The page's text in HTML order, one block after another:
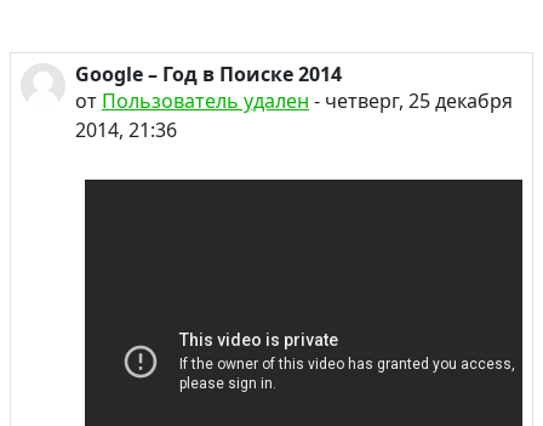
Google – Год в Поиске 2014
от Пользователь удален - четверг, 25 декабря
2014, 21:36